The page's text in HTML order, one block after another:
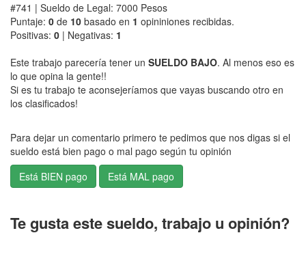
#741 | Sueldo de Legal: 7000 Pesos
Puntaje: 0 de 10 basado en 1 opininiones recibidas.
Positivas: 0 | Negativas: 1
Este trabajo parecería tener un SUELDO BAJO. Al menos eso es
lo que opina la gente!!
Si es tu trabajo te aconsejeríamos que vayas buscando otro en
los clasificados!
Para dejar un comentario primero te pedimos que nos digas si el
sueldo está bien pago o mal pago según tu opinión
Te gusta este sueldo, trabajo u opinión?